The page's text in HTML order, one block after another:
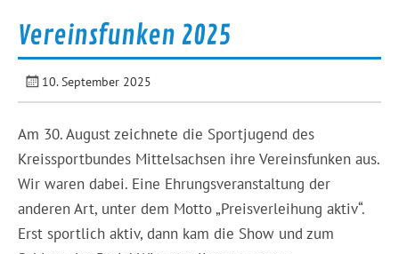
Vereinsfunken 2025
10. September 2025
Am 30. August zeichnete die Sportjugend des
Kreissportbundes Mittelsachsen ihre Vereinsfunken aus.
Wir waren dabei. Eine Ehrungsveranstaltung der
anderen Art, unter dem Motto „Preisverleihung aktiv“.
Erst sportlich aktiv, dann kam die Show und zum